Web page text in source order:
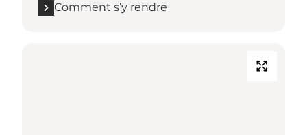
Comment s’y rendre